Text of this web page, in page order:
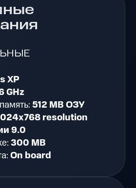
XP
GHz
512 MB ОЗУ
resolution
9.0
300 MB
On board